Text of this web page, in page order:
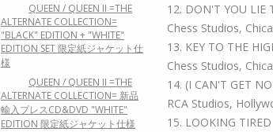
12. DON'T YOU LIE
Chess Studios,
13. KEY TO THE
Chess Studios,
14. (I CAN'T GET
RCA Studios,
15. LOOKING TIRED
QUEEN / QUEEN II =THE
ALTERNATE COLLECTION=
"BLACK" EDITION + "WHITE"
EDITION SET 限定紙ジャケット仕
様
QUEEN / QUEEN II =THE
ALTERNATE COLLECTION= 新品
輸入プレスCD&DVD "WHITE"
EDITION 限定紙ジャケット仕様